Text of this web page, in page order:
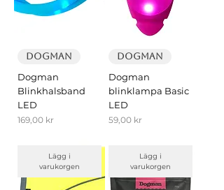
Dogman
Dogman
Blinkhalsband
LED
Pris
169,00 kr
Dogman
Dogman
blinklampa Basic
LED
Pris
59,00 kr
Lägg i
varukorgen
Lägg i
varukorgen